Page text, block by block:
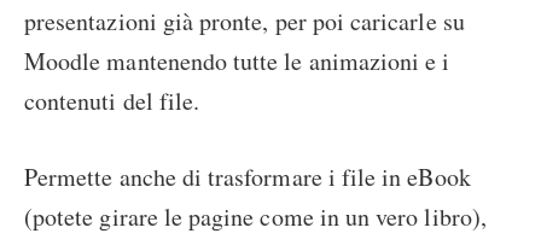
presentazioni già pronte, per poi caricarle su
Moodle mantenendo tutte le animazioni e i
contenuti del file.
Permette anche di trasformare i file in eBook
(potete girare le pagine come in un vero libro),